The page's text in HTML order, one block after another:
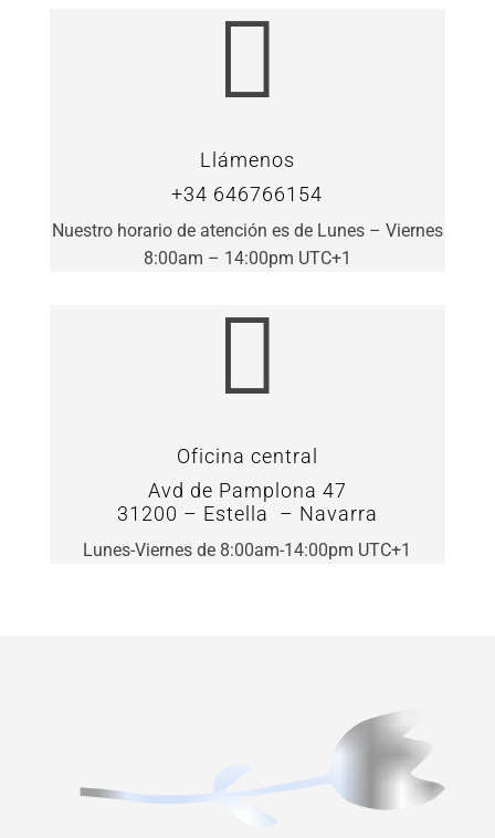

Llámenos
+34 646766154
Nuestro horario de atención es de Lunes – Viernes
8:00am – 14:00pm UTC+1

Oficina central
Avd de Pamplona 47
31200 – Estella – Navarra
Lunes-Viernes de 8:00am-14:00pm UTC+1